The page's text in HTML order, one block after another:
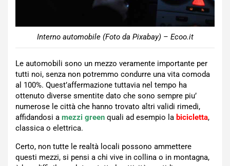
Interno automobile (Foto da Pixabay) – Ecoo.it
Le automobili sono un mezzo veramente importante per
tutti noi, senza non potremmo condurre una vita comoda
al 100%. Quest’affermazione tuttavia nel tempo ha
ottenuto diverse smentite dato che sono sempre piu’
numerose le città che hanno trovato altri validi rimedi,
affidandosi a mezzi green quali ad esempio la bicicletta,
classica o elettrica.
Certo, non tutte le realtà locali possono ammettere
questi mezzi, si pensi a chi vive in collina o in montagna,